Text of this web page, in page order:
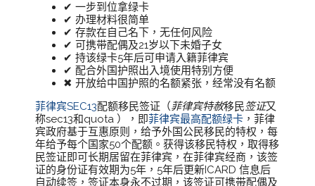
✔ 一步到位拿绿卡
✔ 办理材料很简单
✔ 存款在自己名下，无任何风险
✔ 可携带配偶及21岁以下未婚子女
✔ 持该绿卡5年后可申请入籍菲律宾
✔ 配合外国护照出入境使用特别方便
✖ 开放给中国护照的名额紧张，经常没有名额
菲律宾SEC13配额移民签证（菲律宾特赦移民签证又
称sec13和quota ），即菲律宾最高配额绿卡 ，菲律
宾政府基于互惠原则，给予外国公民移民的特权，每
年给予每个国家50个配额。获得该移民特权，取得移
民签证即可长期居留在菲律宾，在菲律宾经商，该签
证的身份证有效期为5年，5年后更新ICARD 信息后
自动续签，签证本身永不过期，该签证可携带配偶及